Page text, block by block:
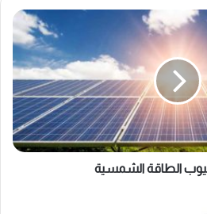
الطاقة الشمسية